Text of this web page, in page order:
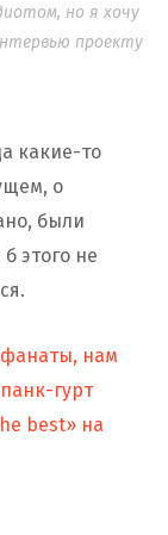
но я хочу
проекту
какие-то
о
были
этого не
нам
гурт
best» на